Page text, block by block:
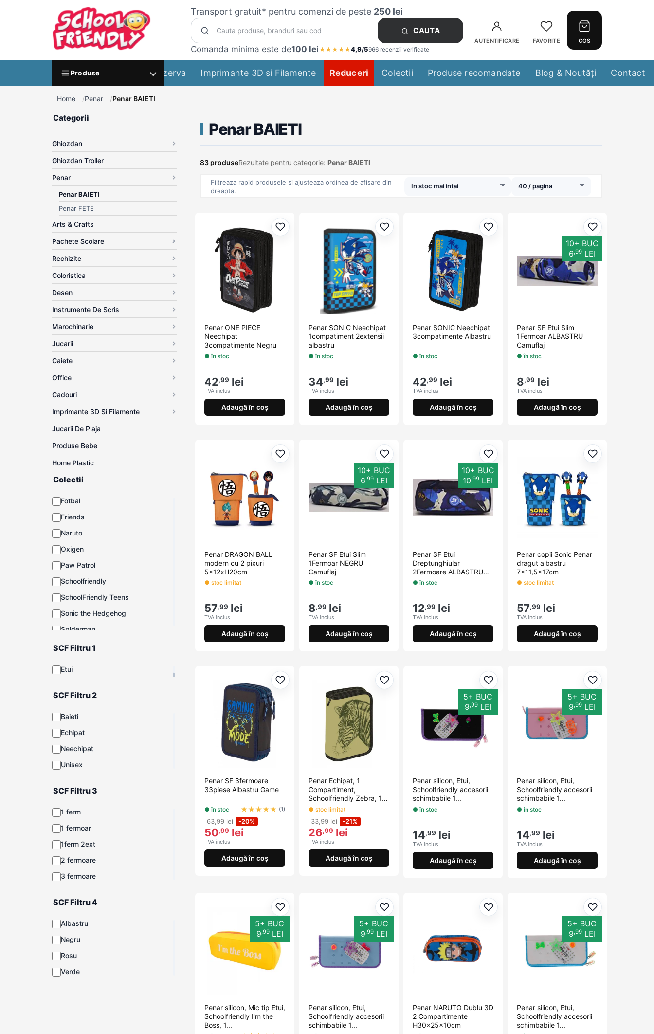
Transport gratuit* pentru comenzi de peste 250 lei
CAUTA
Comanda minima este de100 lei ★ ★ ★ ★ ★4,9/5966 recenzii verificate
AUTENTIFICARE FAVORITE COS
Produse Rezerva Imprimante 3D si Filamente Reduceri Colectii Produse recomandate Blog & Noutăți Contact
Home Penar Penar BAIETI
Penar BAIETI
83 produseRezultate pentru categorie: Penar BAIETI
Filtreaza rapid produsele si ajusteaza ordinea de afisare din
dreapta.
Adaugă la favorite
Penar ONE PIECE
Neechipat
3compatimente Negru
● în stoc
42,99 lei
TVA inclus
Adaugă în coș
Adaugă la favorite
Penar SONIC Neechipat
1compatiment 2extensii
albastru
● în stoc
34,99 lei
TVA inclus
Adaugă în coș
Adaugă la favorite
Penar SONIC Neechipat
3compatimente Albastru
● în stoc
42,99 lei
TVA inclus
Adaugă în coș
Adaugă la
10+ BUC
6,99LEI
Penar SF Etui Slim
1Fermoar ALBASTRU
Camuflaj
● în stoc
8,99 lei
TVA inclus
Adaugă în coș
Adaugă la favorite
Penar DRAGON BALL
modern cu 2 pixuri
5x12xH20cm
● stoc limitat
57,99 lei
TVA inclus
Adaugă în coș
Adaugă la favorite
10+ BUC
6,99LEI
Penar SF Etui Slim
1Fermoar NEGRU
Camuflaj
● în stoc
8,99 lei
TVA inclus
Adaugă în coș
Adaugă la favorite
10+ BUC
10,99 LEI
Penar SF Etui
Dreptunghiular
2Fermoare ALBASTRU
Camuflaj
● în stoc
12,99 lei
TVA inclus
Adaugă în coș
Adaugă la
Penar copii Sonic Penar
dragut albastru
7x11,5x17cm
● stoc limitat
57,99 lei
TVA inclus
Adaugă în coș
Adaugă la favorite
Penar SF 3fermoare
33piese Albastru Game
● în stoc ★★★★★ (1)
63,99 lei -20%
50,99 lei
TVA inclus
Adaugă în coș
Adaugă la favorite
Penar Echipat, 1
Compartiment,
Schoolfriendly Zebra, 1
Fermo...
● stoc limitat
33,99 lei -21%
26,99 lei
TVA inclus
Adaugă în coș
Adaugă la favorite
5+ BUC
9,99LEI
Penar silicon, Etui,
Schoolfriendly accesorii
schimbabile 1...
● în stoc
14,99 lei
TVA inclus
Adaugă în coș
Adaugă la
5+ BUC
9,99LEI
Penar silicon, Etui,
Schoolfriendly accesorii
schimbabile 1...
● în stoc
14,99 lei
TVA inclus
Adaugă în coș
Adaugă la favorite
5+ BUC
9,99LEI
Penar silicon, Mic tip Etui,
Schoolfriendly I'm the
Boss, 1...
Adaugă la favorite
5+ BUC
9,99LEI
Penar silicon, Etui,
Schoolfriendly accesorii
schimbabile 1...
Adaugă la favorite
Penar NARUTO Dublu 3D
2 Compartimente
H30x25x10cm
Adaugă la
5+ BUC
9,99LEI
Penar silicon, Etui,
Schoolfriendly accesorii
schimbabile 1...
Categorii
Ghiozdan
Ghiozdan Troller
Penar
Penar BAIETI
Penar FETE
Arts & Crafts
Pachete Scolare
Rechizite
Coloristica
Desen
Instrumente De Scris
Marochinarie
Jucarii
Caiete
Office
Cadouri
Imprimante 3D Si Filamente
Jucarii De Plaja
Produse Bebe
Home Plastic
Colectii
Fotbal
Friends
Naruto
Oxigen
Paw Patrol
Schoolfriendly
SchoolFriendly Teens
Sonic the Hedgehog
Spiderman
Unicorn
SCF Filtru 1
Etui
SCF Filtru 2
Baieti
Echipat
Neechipat
Unisex
SCF Filtru 3
1 ferm
1 fermoar
1ferm 2ext
2 fermoare
3 fermoare
SCF Filtru 4
Albastru
Negru
Rosu
Verde